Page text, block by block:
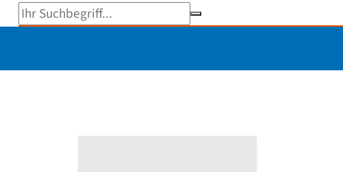
Suchbegriff eingeben